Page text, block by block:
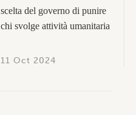
scelta del governo di punire
chi svolge attività umanitaria
11 Oct 2024